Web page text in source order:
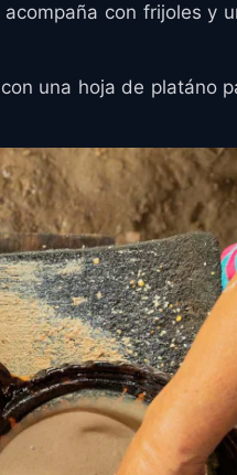
acompaña con frijoles y
una hoja de platáno